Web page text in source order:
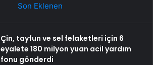
Son Eklenen
Çin, tayfun ve sel felaketleri için 6
eyalete 180 milyon yuan acil yardım
fonu gönderdi